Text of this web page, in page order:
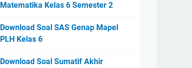
Matematika Kelas 6 Semester 2
Download Soal SAS Genap Mapel
PLH Kelas 6
Download Soal Sumatif Akhir